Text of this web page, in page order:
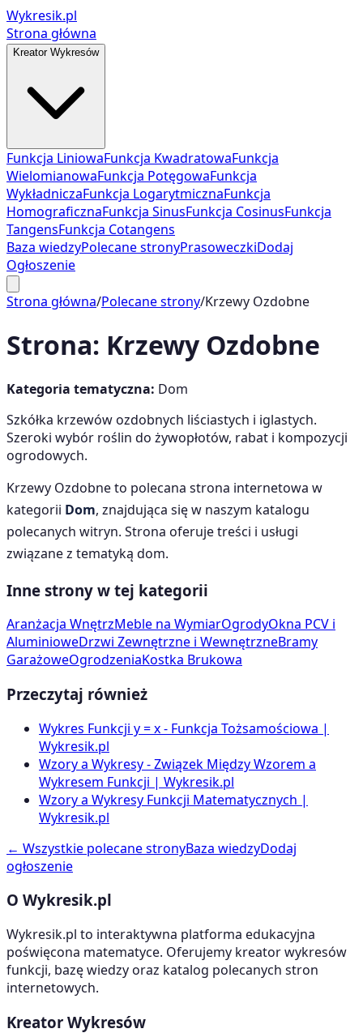
Wykresik.pl
Strona główna
Kreator Wykresów
Funkcja LiniowaFunkcja KwadratowaFunkcja
WielomianowaFunkcja PotęgowaFunkcja
WykładniczaFunkcja LogarytmicznaFunkcja
HomograficznaFunkcja SinusFunkcja CosinusFunkcja
TangensFunkcja Cotangens
Baza wiedzyPolecane stronyPrasoweczkiDodaj
Ogłoszenie
Strona główna/Polecane strony/Krzewy Ozdobne
Strona: Krzewy Ozdobne
Kategoria tematyczna: Dom
Szkółka krzewów ozdobnych liściastych i iglastych.
Szeroki wybór roślin do żywopłotów, rabat i kompozycji
ogrodowych.
Krzewy Ozdobneto polecana strona internetowa w
kategorii Dom, znajdująca się w naszym katalogu
polecanych witryn. Strona oferuje treści i usługi
związane z tematyką dom.
Inne strony w tej kategorii
Aranżacja WnętrzMeble na WymiarOgrodyOkna PCV i
AluminioweDrzwi Zewnętrzne i WewnętrzneBramy
GarażoweOgrodzeniaKostka Brukowa
Przeczytaj również
Wykres Funkcji y = x - Funkcja Tożsamościowa |
Wykresik.pl
Wzory a Wykresy - Związek Między Wzorem a
Wykresem Funkcji | Wykresik.pl
Wzory a Wykresy Funkcji Matematycznych |
Wykresik.pl
← Wszystkie polecane stronyBaza wiedzyDodaj
ogłoszenie
O Wykresik.pl
Wykresik.pl to interaktywna platforma edukacyjna
poświęcona matematyce. Oferujemy kreator wykresów
funkcji, bazę wiedzy oraz katalog polecanych stron
internetowych.
Kreator Wykresów